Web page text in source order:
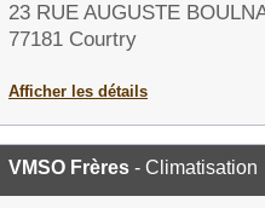
23 RUE AUGUSTE
77181 Courtry
Afficher les détails
VMSO Frères - Climatisation